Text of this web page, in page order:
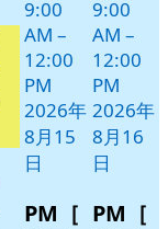
)
9:00
AM –
12:00
PM
2026年
8月15
日
PM［
9:00
AM –
12:00
PM
2026年
8月16
日
PM［